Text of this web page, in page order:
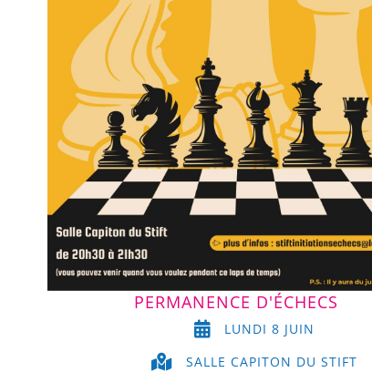
PERMANENCE D'ÉCHECS
LUNDI 8 JUIN
SALLE CAPITON DU STIFT